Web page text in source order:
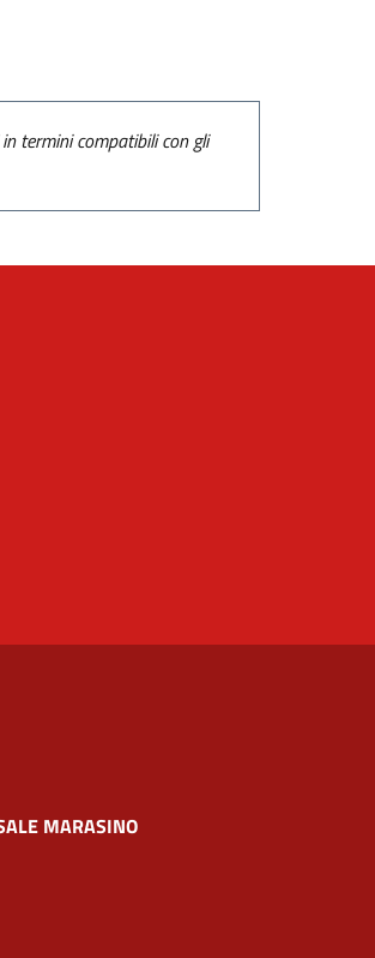
termini compatibili con gli
MARASINO